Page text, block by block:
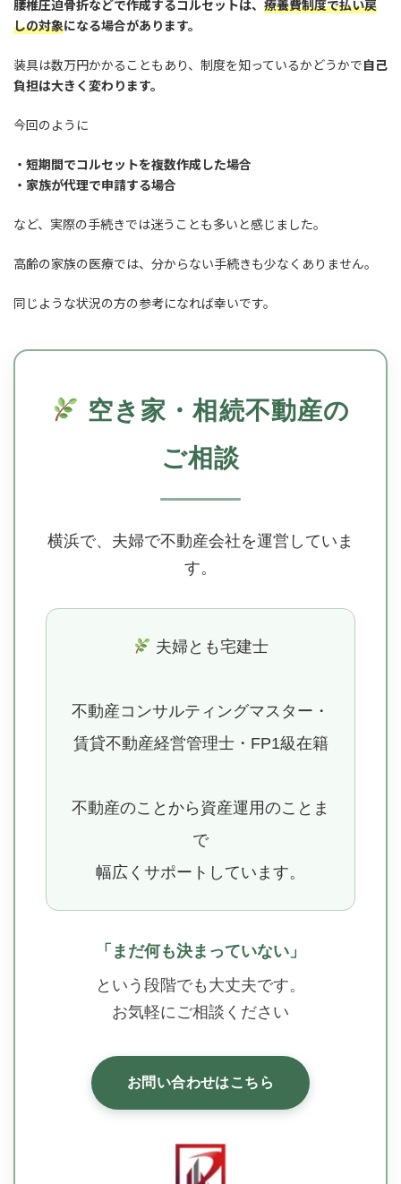
腰椎圧迫骨折などで作成するコルセットは、 療養費制度で払い戻
しの対象になる場合があります。
装具は数万円かかることもあり、制度を知っているかどうかで自己
負担は大きく変わります。
今回のように
・短期間でコルセットを複数作成した場合
・家族が代理で申請する場合
など、実際の手続きでは迷うことも多いと感じました。
高齢の家族の医療では、分からない手続きも少なくありません。
同じような状況の方の参考になれば幸いです。
空き家・相続不動産の
ご相談
横浜で、夫婦で不動産会社を運営していま
す。
夫婦とも宅建士
不動産コンサルティングマスター・
賃貸不動産経営管理士・FP1級在籍
不動産のことから資産運用のことま
で
幅広くサポートしています。
「まだ何も決まっていない」
という段階でも大丈夫です。
お気軽にご相談ください
お問い合わせはこちら